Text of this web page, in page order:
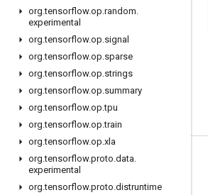
org.tensorflow.op.random.
experimental
org.tensorflow.op.signal
org.tensorflow.op.sparse
org.tensorflow.op.strings
org.tensorflow.op.summary
org.tensorflow.op.tpu
org.tensorflow.op.train
org.tensorflow.op.xla
org.tensorflow.proto.data.
experimental
org.tensorflow.proto.distruntime
최신 소식 확인하기
블로그